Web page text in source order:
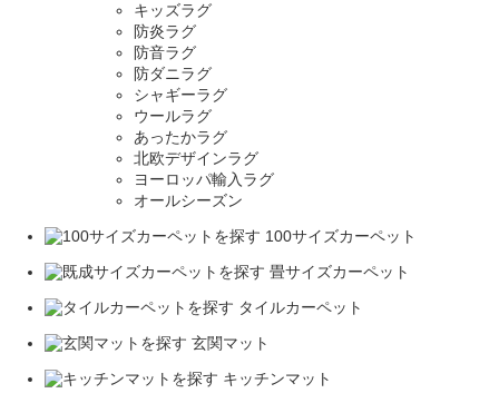
キッズラグ
防炎ラグ
防音ラグ
防ダニラグ
シャギーラグ
ウールラグ
あったかラグ
北欧デザインラグ
ヨーロッパ輸入ラグ
オールシーズン
100サイズカーペット
畳サイズカーペット
タイルカーペット
玄関マット
キッチンマット